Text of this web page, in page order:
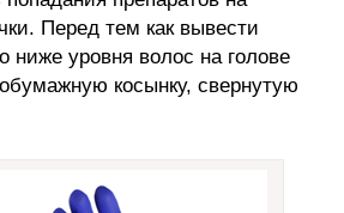
Перед тем как вывести
ниже уровня волос на голове
косынку, свернутую